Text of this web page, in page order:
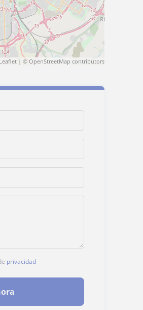
Leaflet| © OpenStreetMap contributors
privacidad